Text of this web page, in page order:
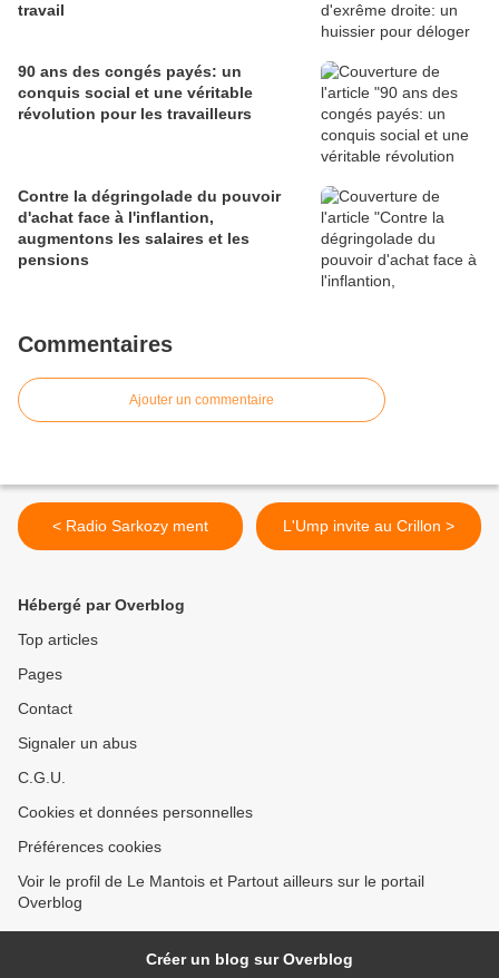
travail
90 ans des congés payés: un
conquis social et une véritable
révolution pour les travailleurs
Contre la dégringolade du pouvoir
d'achat face à l'inflantion,
augmentons les salaires et les
pensions
Commentaires
Ajouter un commentaire
< Radio Sarkozy ment L'Ump invite au Crillon >
Hébergé par Overblog
Top articles
Pages
Contact
Signaler un abus
C.G.U.
Cookies et données personnelles
Préférences cookies
Voir le profil de Le Mantois et Partout ailleurs sur le portail
Overblog
Créer un blog sur Overblog